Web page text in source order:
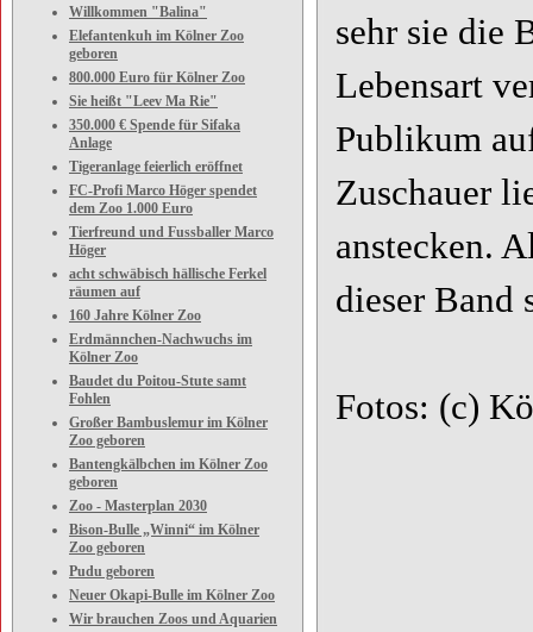
Willkommen "Balina"
Elefantenkuh im Kölner Zoo
geboren
800.000 Euro für Kölner Zoo
Sie heißt "Leev Ma Rie"
350.000 € Spende für Sifaka
Anlage
Tigeranlage feierlich eröffnet
FC-Profi Marco Höger spendet
dem Zoo 1.000 Euro
Tierfreund und Fussballer Marco
Höger
acht schwäbisch hällische Ferkel
räumen auf
160 Jahre Kölner Zoo
Erdmännchen-Nachwuchs im
Kölner Zoo
Baudet du Poitou-Stute samt
Fohlen
Großer Bambuslemur im Kölner
Zoo geboren
Bantengkälbchen im Kölner Zoo
geboren
Zoo - Masterplan 2030
Bison-Bulle „Winni“ im Kölner
Zoo geboren
Pudu geboren
Neuer Okapi-Bulle im Kölner Zoo
Wir brauchen Zoos und Aquarien
sehr sie die
Lebensart
Publikum
Zuschauer
anstecken.
dieser Band
Fotos: (c)